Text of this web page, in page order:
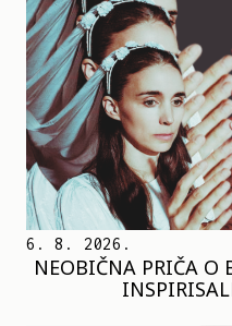
6. 8. 2026.
NEOBIČNA PRIČA O